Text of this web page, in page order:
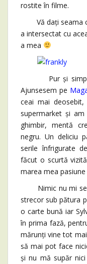
rostite în filme.
Vă dați seama
a intersectat cu
a mea
Pur și simplu
Ajunsesem pe
ceai mai
supermarket și am
ghimbir, mentă
negru. Un deliciu
serile înfrigurate
făcut o scurtă
marea mea
Nimic nu mi se
strecor sub pătura
o carte bună iar
în prima fază,
mărunți vine tot
să mai pot face
și nu mă supăr